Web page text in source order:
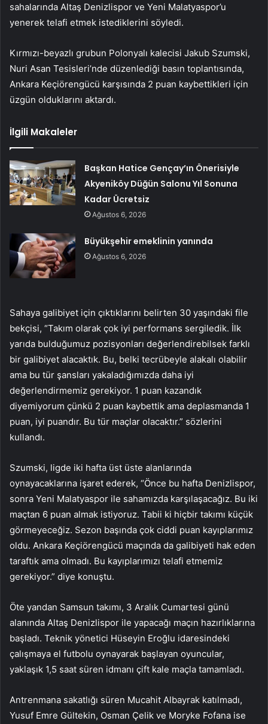
sahalarında Altaş Denizlispor ve Yeni Malatyaspor’u
yenerek telafi etmek istediklerini söyledi.
Kırmızı-beyazlı grubun Polonyalı kalecisi Jakub Szumski,
Nuri Asan Tesisleri’nde düzenlediği basın toplantısında,
Ankara Keçiörengücü karşısında 2 puan kaybettikleri için
üzgün olduklarını aktardı.
İlgili Makaleler
Başkan Hatice Gençay’ın Önerisiyle
Akyeniköy Düğün Salonu Yıl Sonuna
Kadar Ücretsiz
Ağustos 6, 2026
Büyükşehir emeklinin yanında
Ağustos 6, 2026
Sahaya galibiyet için çıktıklarını belirten 30 yaşındaki file
bekçisi, “Takım olarak çok iyi performans sergiledik. İlk
yarıda bulduğumuz pozisyonları değerlendirebilsek farklı
bir galibiyet alacaktık. Bu, belki tecrübeyle alakalı olabilir
ama bu tür şansları yakaladığımızda daha iyi
değerlendirmemiz gerekiyor. 1 puan kazandık
diyemiyorum çünkü 2 puan kaybettik ama deplasmanda 1
puan, iyi puandır. Bu tür maçlar olacaktır.” sözlerini
kullandı.
Szumski, ligde iki hafta üst üste alanlarında
oynayacaklarına işaret ederek, “Önce bu hafta Denizlispor,
sonra Yeni Malatyaspor ile sahamızda karşılaşacağız. Bu iki
maçtan 6 puan almak istiyoruz. Tabii ki hiçbir takımı küçük
görmeyeceğiz. Sezon başında çok ciddi puan kayıplarımız
oldu. Ankara Keçiörengücü maçında da galibiyeti hak eden
taraftık ama olmadı. Bu kayıplarımızı telafi etmemiz
gerekiyor.” diye konuştu.
Öte yandan Samsun takımı, 3 Aralık Cumartesi günü
alanında Altaş Denizlispor ile yapacağı maçın hazırlıklarına
başladı. Teknik yönetici Hüseyin Eroğlu idaresindeki
çalışmaya el futbolu oynayarak başlayan oyuncular,
yaklaşık 1,5 saat süren idmanı çift kale maçla tamamladı.
Antrenmana sakatlığı süren Mucahit Albayrak katılmadı,
Yusuf Emre Gültekin, Osman Çelik ve Moryke Fofana ise